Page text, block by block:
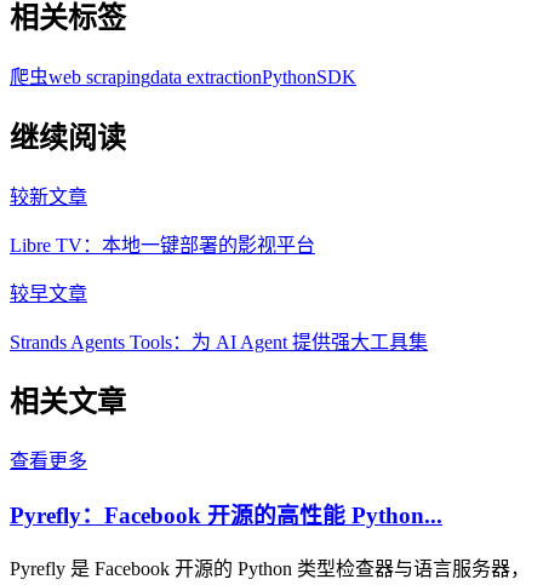
相关标签
爬虫web scrapingdata extractionPythonSDK
继续阅读
较新文章
Libre TV：本地一键部署的影视平台
较早文章
Strands Agents Tools：为 AI Agent 提供强大工具集
相关文章
查看更多
Pyrefly：Facebook 开源的高性能 Python...
Pyrefly 是 Facebook 开源的 Python 类型检查器与语言服务器，